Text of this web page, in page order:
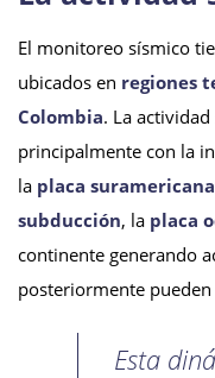
El monitoreo sísmico
ubicados en regiones
Colombia. La
principalmente con la
la placa suramericana
subducción, la placa
continente generando
posteriormente
Esta